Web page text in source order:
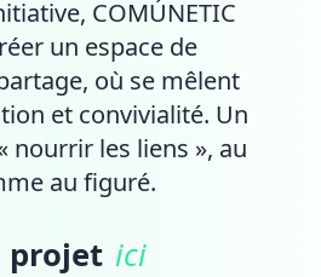
COMÚNETIC
un espace de
où se mêlent
et convivialité. Un
nourrir les liens », au
au figuré.
projet ici